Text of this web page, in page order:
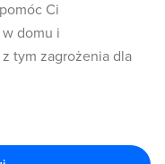
Ci
domu i
tym zagrożenia dla